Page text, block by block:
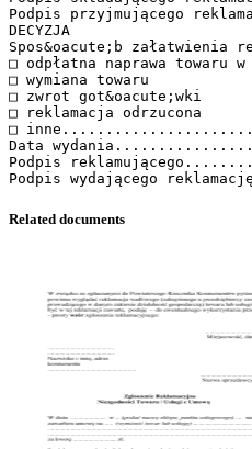
Podpis
DECYZJA
Spos&oacute;b załatwienia
□ odpłatna naprawa
□ wymiana towaru
□ zwrot got&oacute;wki
□ reklamacja odrzucona
□
Data
Podpis
Related documents